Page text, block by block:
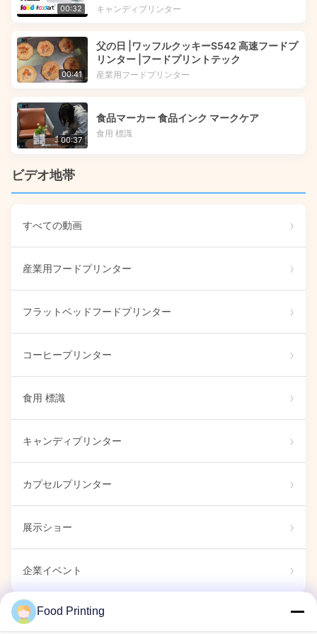
00:32 キャンディプリンター
00:41
父の日 |ワッフルクッキーS542 高速フードプ
リンター |フードプリントテック
産業用フードプリンター
00:37
食品マーカー 食品インク マークケア
食用 標識
ビデオ地帯
すべての動画
産業用フードプリンター
フラットベッドフードプリンター
コーヒープリンター
食用 標識
キャンディプリンター
カプセルプリンター
展示ショー
企業イベント
Food Printing